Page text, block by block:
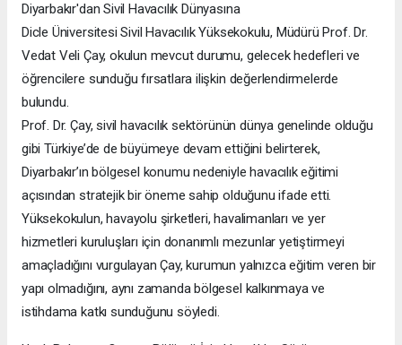
Diyarbakır'dan Sivil Havacılık Dünyasına
Dicle Üniversitesi Sivil Havacılık Yüksekokulu, Müdürü Prof. Dr.
Vedat Veli Çay, okulun mevcut durumu, gelecek hedefleri ve
öğrencilere sunduğu fırsatlara ilişkin değerlendirmelerde
bulundu.
Prof. Dr. Çay, sivil havacılık sektörünün dünya genelinde olduğu
gibi Türkiye’de de büyümeye devam ettiğini belirterek,
Diyarbakır’ın bölgesel konumu nedeniyle havacılık eğitimi
açısından stratejik bir öneme sahip olduğunu ifade etti.
Yüksekokulun, havayolu şirketleri, havalimanları ve yer
hizmetleri kuruluşları için donanımlı mezunlar yetiştirmeyi
amaçladığını vurgulayan Çay, kurumun yalnızca eğitim veren bir
yapı olmadığını, aynı zamanda bölgesel kalkınmaya ve
istihdama katkı sunduğunu söyledi.